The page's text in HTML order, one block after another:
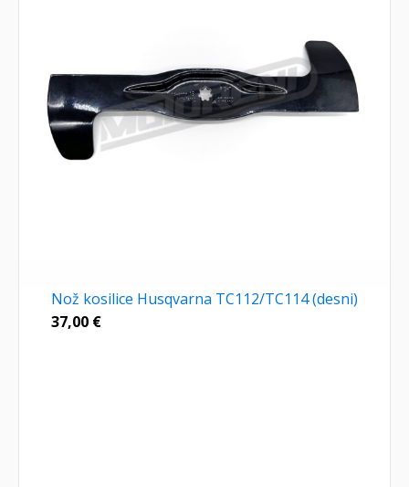
Nož kosilice Husqvarna TC112/TC114 (desni)
37,00 €